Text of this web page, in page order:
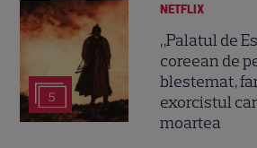
5
NETFLIX
„Palatul de
coreean de
blestemat,
exorcistul
moartea